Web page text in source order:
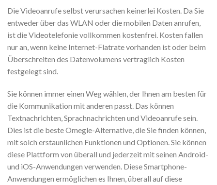
Die Videoanrufe selbst verursachen keinerlei Kosten. Da Sie
entweder über das WLAN oder die mobilen Daten anrufen,
ist die Videotelefonie vollkommen kostenfrei. Kosten fallen
nur an, wenn keine Internet-Flatrate vorhanden ist oder beim
Überschreiten des Datenvolumens vertraglich Kosten
festgelegt sind.
Sie können immer einen Weg wählen, der Ihnen am besten für
die Kommunikation mit anderen passt. Das können
Textnachrichten, Sprachnachrichten und Videoanrufe sein.
Dies ist die beste Omegle-Alternative, die Sie finden können,
mit solch erstaunlichen Funktionen und Optionen. Sie können
diese Plattform von überall und jederzeit mit seinen Android-
und iOS-Anwendungen verwenden. Diese Smartphone-
Anwendungen ermöglichen es Ihnen, überall auf diese